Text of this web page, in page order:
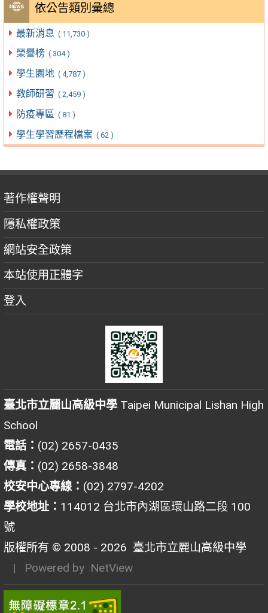
依公告類別彙總
最新消息 ( 11,730 )
榮譽榜 ( 304 )
學生園地 ( 4,787 )
教師研習 ( 2,459 )
防疫專區 ( 81 )
學生學習歷程檔案 ( 62 )
著作權聲明
隱私權政策
網站安全政策
本站使用正體字
登入
臺北市立麗山高級中學 Taipei Municipal Lishan High
School
電話： (02) 2657-0435
傳真： (02) 2658-3848
校安中心專線： (02) 2797-4202
學校地址： 114012 台北市內湖區環山路二段 100
號
版權所有 © 2008 - 2026 臺北市立麗山高級中學
| Powered by NetView